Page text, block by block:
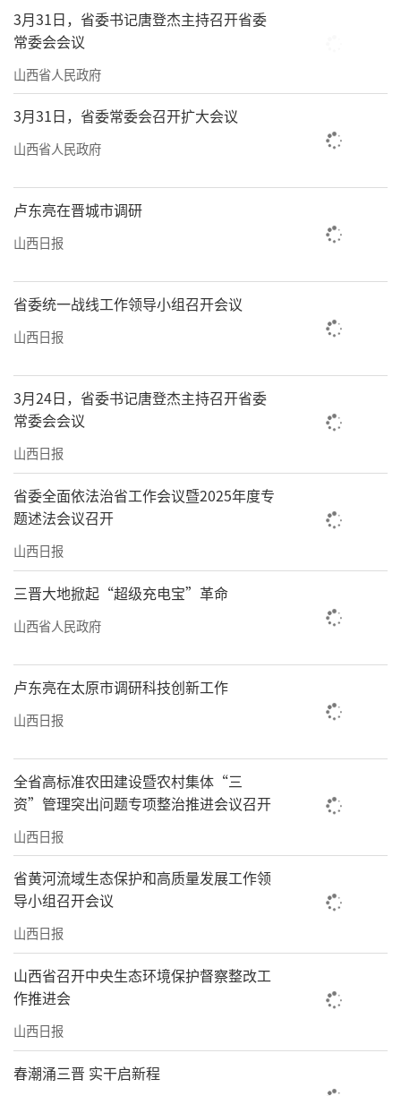
山西转型综合改革示范区的产业发展已经
有了很好的基础——
高端装备制造产业有太重、天地煤机等重
点企业，全产业链年营收370亿元规模；光伏产
链年营收206亿元规模；信息技术融合应用产业
有云时代、百信等重点企业，全产业链年营收
112亿元规模；现代医药产业有锦波生物、纳安
生物等重点企业，全产业链年营收94亿元规
模；人工智能产业有富士康、科达自控等重点
企业，还有国家超算太原中心等算力基础设
施，全产业链年营收592亿元规模；合成生物产
业有凯赛生物等重点企业，全产业链年营收30
亿元规模；新材料产业有泰山玻纤、厚生新材
料、太钢精密带钢等重点企业，全产业链年营
收19亿元；第三代半导体产业有烁科晶体、海
纳半导体等重点企业，全产业链年营收11亿元
规模。
目前，山西转型综合改革示范区在国家级
考核综合排名均实现位次提升，2025年全国178
到63名，上升4个位次；2025年海关总署考核
中，武宿综合保税区在全国154个保税区和中部
绩；2025年太原经开区排名也明显提升。
山西转型综合改革示范区是全省高质量发
展的主战场、主阵地、主力军，我们要坚决扛
起为全省推动高质量发展、深化全方位转型探
路领跑的重要职责，在培育新质生产力、优化
营商环境、体制机制改革、提升开放型经济水
平、绿色发展五个方面作示范，打造培育新质
生产力、塑造发展新优势的先行区，努力为全
省发展大局作出新的更大贡献。（山西转型综
合改革示范区）
3月31日，省委书记唐登杰主持召开省委
常委会会议
山西省人民政府
3月31日，省委常委会召开扩大会议
山西省人民政府
卢东亮在晋城市调研
山西日报
省委统一战线工作领导小组召开会议
山西日报
3月24日，省委书记唐登杰主持召开省委
常委会会议
山西日报
省委全面依法治省工作会议暨2025年度专
题述法会议召开
山西日报
三晋大地掀起“超级充电宝”革命
山西省人民政府
卢东亮在太原市调研科技创新工作
山西日报
全省高标准农田建设暨农村集体“三
资”管理突出问题专项整治推进会议召开
山西日报
省黄河流域生态保护和高质量发展工作领
导小组召开会议
山西日报
山西省召开中央生态环境保护督察整改工
作推进会
山西日报
春潮涌三晋 实干启新程